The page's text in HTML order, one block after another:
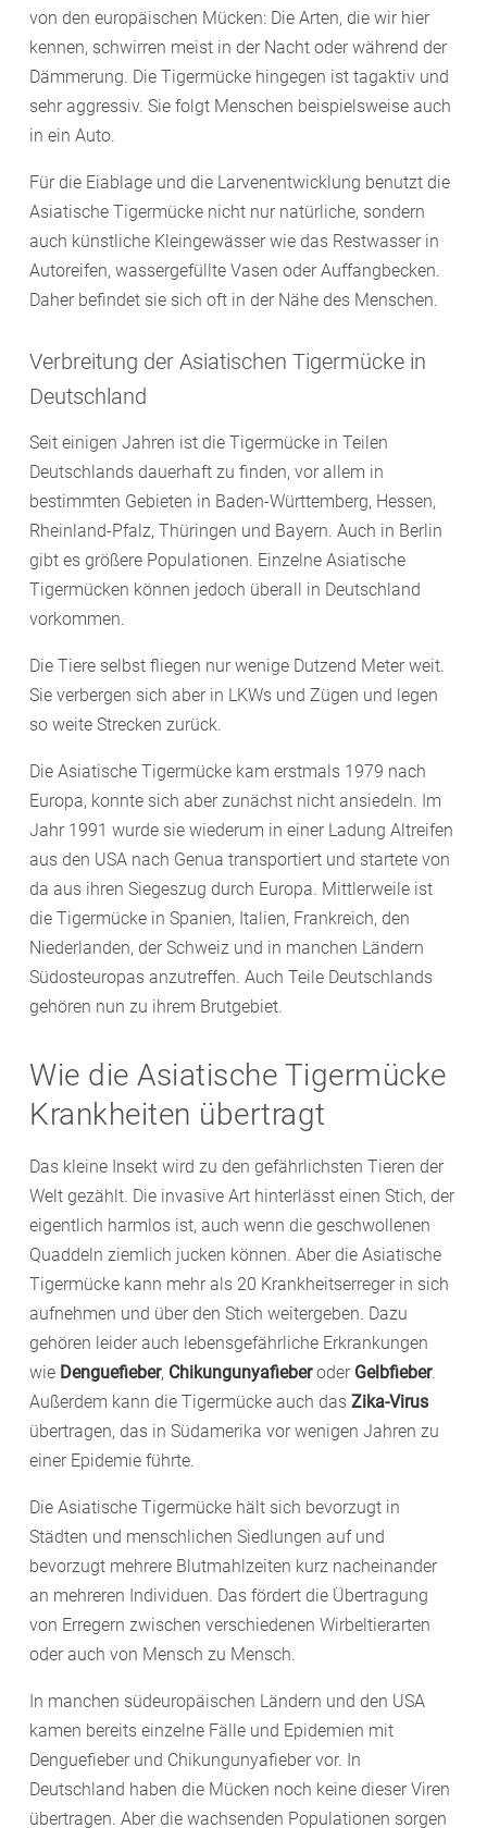
von den europäischen Mücken: Die Arten, die wir hier
kennen, schwirren meist in der Nacht oder während der
Dämmerung. Die Tigermücke hingegen ist tagaktiv und
sehr aggressiv. Sie folgt Menschen beispielsweise auch
in ein Auto.
Für die Eiablage und die Larvenentwicklung benutzt die
Asiatische Tigermücke nicht nur natürliche, sondern
auch künstliche Kleingewässer wie das Restwasser in
Autoreifen, wassergefüllte Vasen oder Auffangbecken.
Daher befindet sie sich oft in der Nähe des Menschen.
Verbreitung der Asiatischen Tigermücke in
Deutschland
Seit einigen Jahren ist die Tigermücke in Teilen
Deutschlands dauerhaft zu finden, vor allem in
bestimmten Gebieten in Baden-Württemberg, Hessen,
Rheinland-Pfalz, Thüringen und Bayern. Auch in Berlin
gibt es größere Populationen. Einzelne Asiatische
Tigermücken können jedoch überall in Deutschland
vorkommen.
Die Tiere selbst fliegen nur wenige Dutzend Meter weit.
Sie verbergen sich aber in LKWs und Zügen und legen
so weite Strecken zurück.
Die Asiatische Tigermücke kam erstmals 1979 nach
Europa, konnte sich aber zunächst nicht ansiedeln. Im
Jahr 1991 wurde sie wiederum in einer Ladung Altreifen
aus den USA nach Genua transportiert und startete von
da aus ihren Siegeszug durch Europa. Mittlerweile ist
die Tigermücke in Spanien, Italien, Frankreich, den
Niederlanden, der Schweiz und in manchen Ländern
Südosteuropas anzutreffen. Auch Teile Deutschlands
gehören nun zu ihrem Brutgebiet.
Wie die Asiatische Tigermücke
Krankheiten übertragt
Das kleine Insekt wird zu den gefährlichsten Tieren der
Welt gezählt. Die invasive Art hinterlässt einen Stich, der
eigentlich harmlos ist, auch wenn die geschwollenen
Quaddeln ziemlich jucken können. Aber die Asiatische
Tigermücke kann mehr als 20 Krankheitserreger in sich
aufnehmen und über den Stich weitergeben. Dazu
gehören leider auch lebensgefährliche Erkrankungen
wie Denguefieber, Chikungunyafieberoder Gelbfieber.
Außerdem kann die Tigermücke auch das Zika-Virus
übertragen, das in Südamerika vor wenigen Jahren zu
einer Epidemie führte.
Die Asiatische Tigermücke hält sich bevorzugt in
Städten und menschlichen Siedlungen auf und
bevorzugt mehrere Blutmahlzeiten kurz nacheinander
an mehreren Individuen. Das fördert die Übertragung
von Erregern zwischen verschiedenen Wirbeltierarten
oder auch von Mensch zu Mensch.
In manchen südeuropäischen Ländern und den USA
kamen bereits einzelne Fälle und Epidemien mit
Denguefieber und Chikungunyafieber vor. In
Deutschland haben die Mücken noch keine dieser Viren
übertragen. Aber die wachsenden Populationen sorgen